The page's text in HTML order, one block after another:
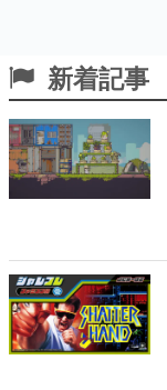
新着記事